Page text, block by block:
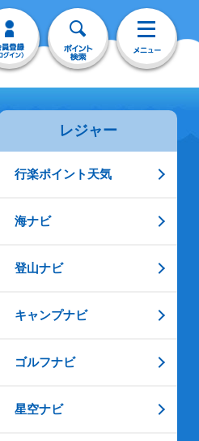
レジャー
行楽ポイント天気
海ナビ
登山ナビ
キャンプナビ
ゴルフナビ
星空ナビ